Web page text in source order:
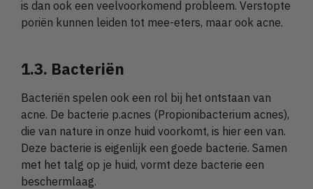
is dan ook een veelvoorkomend probleem. Verstopte
poriën kunnen leiden tot mee-eters, maar ook acne.
1.3. Bacteriën
Bacteriën spelen ook een rol bij het ontstaan van
acne. De bacterie p.acnes (Propionibacterium acnes),
die van nature in onze huid voorkomt, is hier een van.
Deze bacterie is eigenlijk een goede bacterie. Samen
met het talg op je huid, vormt deze bacterie een
beschermlaag.